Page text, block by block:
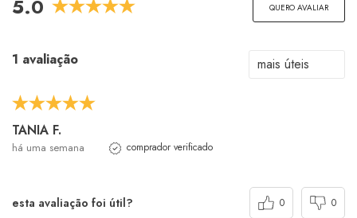
5.0 QUERO AVALIAR
1 avaliação
TANIA F.
há uma semana comprador verificado
esta avaliação foi útil? 0 0